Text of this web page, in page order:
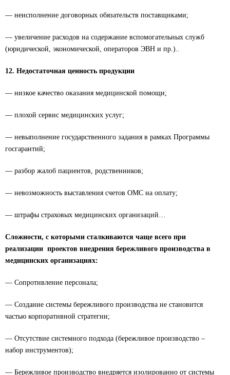
— неисполнение договорных обязательств поставщиками;
— увеличение расходов на содержание вспомогательных служб
(юридической, экономической, операторов ЭВН и пр.)..
12. Недостаточная ценность продукции
— низкое качество оказания медицинской помощи;
— плохой сервис медицинских услуг;
— невыполнение государственного задания в рамках Программы
госгарантий;
— разбор жалоб пациентов, родственников;
— невозможность выставления счетов ОМС на оплату;
— штрафы страховых медицинских организаций…
Сложности, с которыми сталкиваются чаще всего при
реализации проектов внедрения бережливого производства в
медицинских организациях:
— Сопротивление персонала;
— Создание системы бережливого производства не становится
частью корпоративной стратегии;
— Отсутствие системного подхода (бережливое производство –
набор инструментов);
— Бережливое производство внедряется изолированно от системы